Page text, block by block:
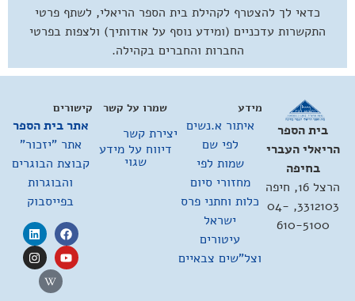
כדאי לך להצטרף לקהילת בית הספר הריאלי, לשתף פרטי
התקשרות עדכניים (ומידע נוסף על אודותיך) ולצפות בפרטי
החברות והחברים בקהילה.
בית הספר
הריאלי העברי
בחיפה
הרצל 16, חיפה
3312103, 04-
610-5100
מידע
איתור א.נשים
לפי שם
שמות לפי
מחזורי סיום
כלות וחתני פרס
ישראל
עיטורים
וצל"שים צבאיים
קישורים
אתר בית הספר
אתר "יזכור"
קבוצת הבוגרים
והבוגרות
בפייסבוק
שמרו על קשר
יצירת קשר
דיווח על מידע
שגוי